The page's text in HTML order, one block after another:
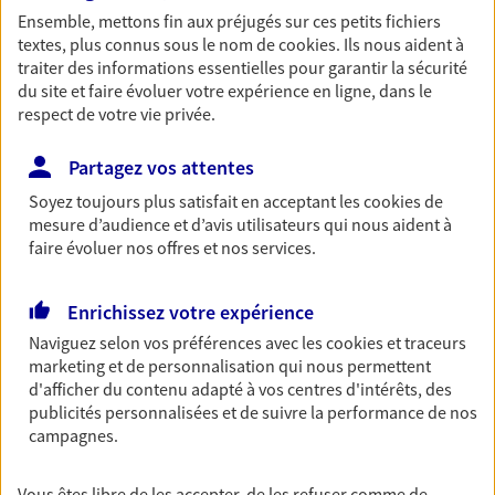
Découvrir les offres Épargne
Retraite
Préparez sereinement ce nouveau chapitre de
votre vie avec les conseils d'un expert. Découvrez
notre solution PER (Plan Epargne Retraite)
spécialement conçue pour la retraite.
Découvrir l'offre Retraite
Prévoyance
Pour un avenir serein, assurez-vous avec notre
contrat prévoyance. Préservez vos proches en cas
d'accident ou de maladie en optant pour les
garanties incapacité temporaire totale de travail,
invalidité ou de décès.
Découvrir l'offre Prévoyance
Ensemble, mettons fin aux préjugés sur ces petits fichiers
textes, plus connus sous le nom decookies. Ils nous aident à
traiter des informations essentielles pour garantir la sécurité
du site et faire évoluer votre expérience en ligne, dans le
respect de votre vie privée.
Partagez vos attentes
Soyez toujours plus satisfait en acceptant lescookiesde
mesure d’audience et d’avis utilisateurs qui nous aident à
faire évoluer nos offres et nos services.
Enrichissez votre expérience
Naviguez selon vos préférences avec lescookies et traceurs
marketing et de personnalisation qui nous permettent
d'afficher du contenu adapté à vos centres d'intérêts, des
publicités personnalisées et de suivre la performance de nos
campagnes.